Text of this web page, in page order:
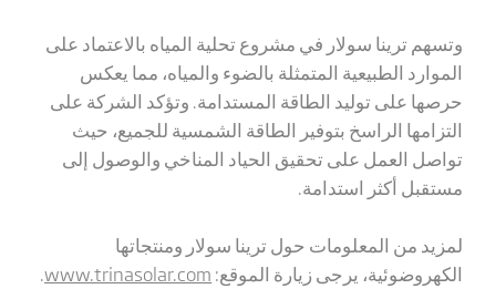
وتسهم ترينا سولار في مشروع تحلية المياه بالاعتماد على
الموارد الطبيعية المتمثلة بالضوء والمياه، مما يعكس
حرصها على توليد الطاقة المستدامة. وتؤكد الشركة على
التزامها الراسخ بتوفير الطاقة الشمسية للجميع، حيث
تواصل العمل على تحقيق الحياد المناخي والوصول إلى
مستقبل أكثر استدامة.
لمزيد من المعلومات حول ترينا سولار ومنتجاتها
الكهروضوئية، يرجى زيارة الموقع: www.trinasolar.com
.